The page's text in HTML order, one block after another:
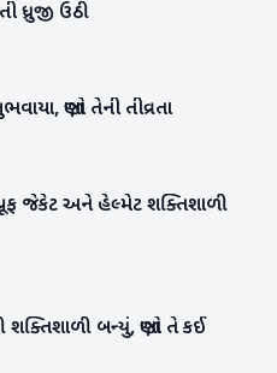
ધ્રુજી ઉઠી
જાણો તેની તીવ્રતા
જેકેટ અને હેલ્મેટ શક્તિશાળી
બન્યું, જાણો તે કઈ